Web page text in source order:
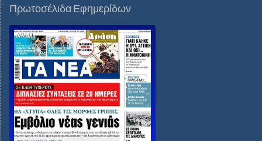
Πρωτοσέλιδα Εφημερίδων